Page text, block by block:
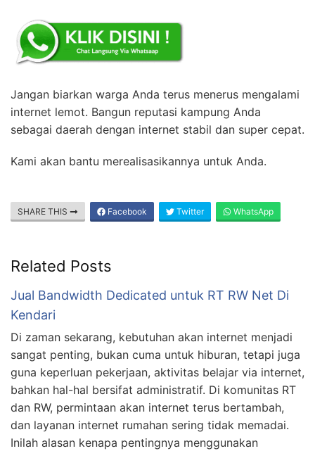
Jangan biarkan warga Anda terus menerus mengalami
internet lemot. Bangun reputasi kampung Anda
sebagai daerah dengan internet stabil dan super cepat.
Kami akan bantu merealisasikannya untuk Anda.
SHARE THIS Facebook Twitter WhatsApp
Related Posts
Jual Bandwidth Dedicated untuk RT RW Net Di
Kendari
Di zaman sekarang, kebutuhan akan internet menjadi
sangat penting, bukan cuma untuk hiburan, tetapi juga
guna keperluan pekerjaan, aktivitas belajar via internet,
bahkan hal-hal bersifat administratif. Di komunitas RT
dan RW, permintaan akan internet terus bertambah,
dan layanan internet rumahan sering tidak memadai.
Inilah alasan kenapa pentingnya menggunakan